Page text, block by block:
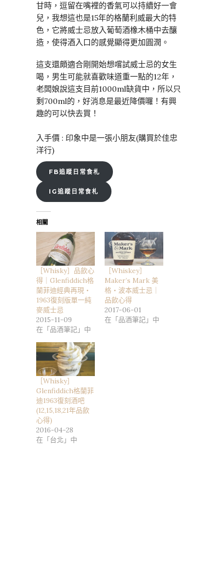
甘時，逗留在嘴裡的香氣可以持續好一會
兒，我想這也是15年的格蘭利威最大的特
色，它將威士忌放入葡萄酒橡木桶中去釀
造，使得酒入口的感覺顯得更加圓潤。
這支還頗適合剛開始想嚐試威士忌的女生
喝，男生可能就喜歡味道重一點的12年，
老闆娘說這支目前1000ml缺貨中，所以只
剩700ml的，好消息是最近降價囉！有興
趣的可以快去買！
入手價 : 印象中是一張小朋友(購買於佳忠
洋行)
FB追蹤日常食札
IG追蹤日常食札
相關
［Whisky］品飲心
得｜Glenfiddich格
蘭菲迪經典再現・
1963復刻版單一純
麥威士忌
2015-11-09
在「品酒筆記」中
［Whiskey］
Maker’s Mark 美
格・波本威士忌｜
品飲心得
2017-06-01
在「品酒筆記」中
［Whisky］
Glenfiddich格蘭菲
迪1963復刻酒吧
(12,15,18,21年品飲
心得)
2016-04-28
在「台北」中